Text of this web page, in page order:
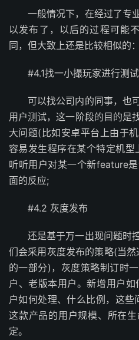
一般情况下，在经过了专
以发布了，以后的过程可能
同，但大致上还是比较相似的：
#4.1找一小撮玩家进行测试
可以找公司内的同事，也
用户测试，这一阶段的目的是
大问题(比如安卓平台上由于
容易发生程序在某个特定机
听听用户对某一个新feature
面的反应;
#4.2 灰度发布
还是基于万一出现问题时
们会采用灰度发布的策略(当
的一部分)，灰度策略制订时
户、老版本用户。新增用户
户如何处理、什么比例，这
这款产品的用户规模、所在
定。